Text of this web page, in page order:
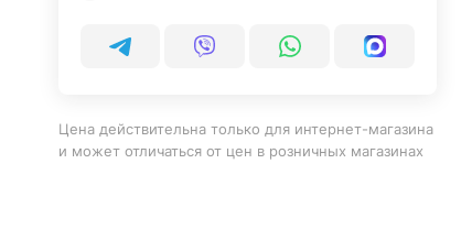
Цена действительна только для интернет-магазина
и может отличаться от цен в розничных магазинах